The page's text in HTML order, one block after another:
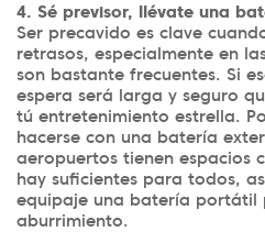
4. Sé previsor, llévate una
Ser precavido es clave
retrasos, especialmente en
son bastante frecuentes. Si
espera será larga y seguro
tú entretenimiento estrella.
hacerse con una batería
aeropuertos tienen espacios
hay suficientes para todos,
equipaje una batería portátil
aburrimiento.